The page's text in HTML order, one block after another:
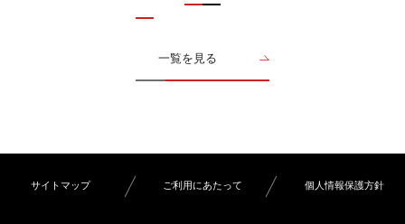
一覧を見る
サイトマップ ご利用にあたって 個人情報保護方針